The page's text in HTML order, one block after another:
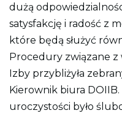
dużą
satysfakcję i radość z
które będą służyć
Procedury związane z
Izby przybliżyła
Kierownik biura
uroczystości było